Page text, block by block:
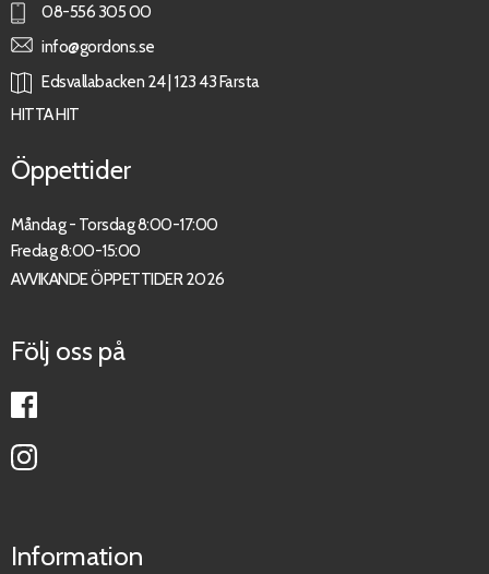
08-556 305 00
info@gordons.se
Edsvallabacken 24 | 123 43 Farsta
HITTA HIT
Öppettider
Måndag - Torsdag 8:00-17:00
Fredag 8:00-15:00
AVVIKANDE ÖPPETTIDER 2026
Följ oss på
Information